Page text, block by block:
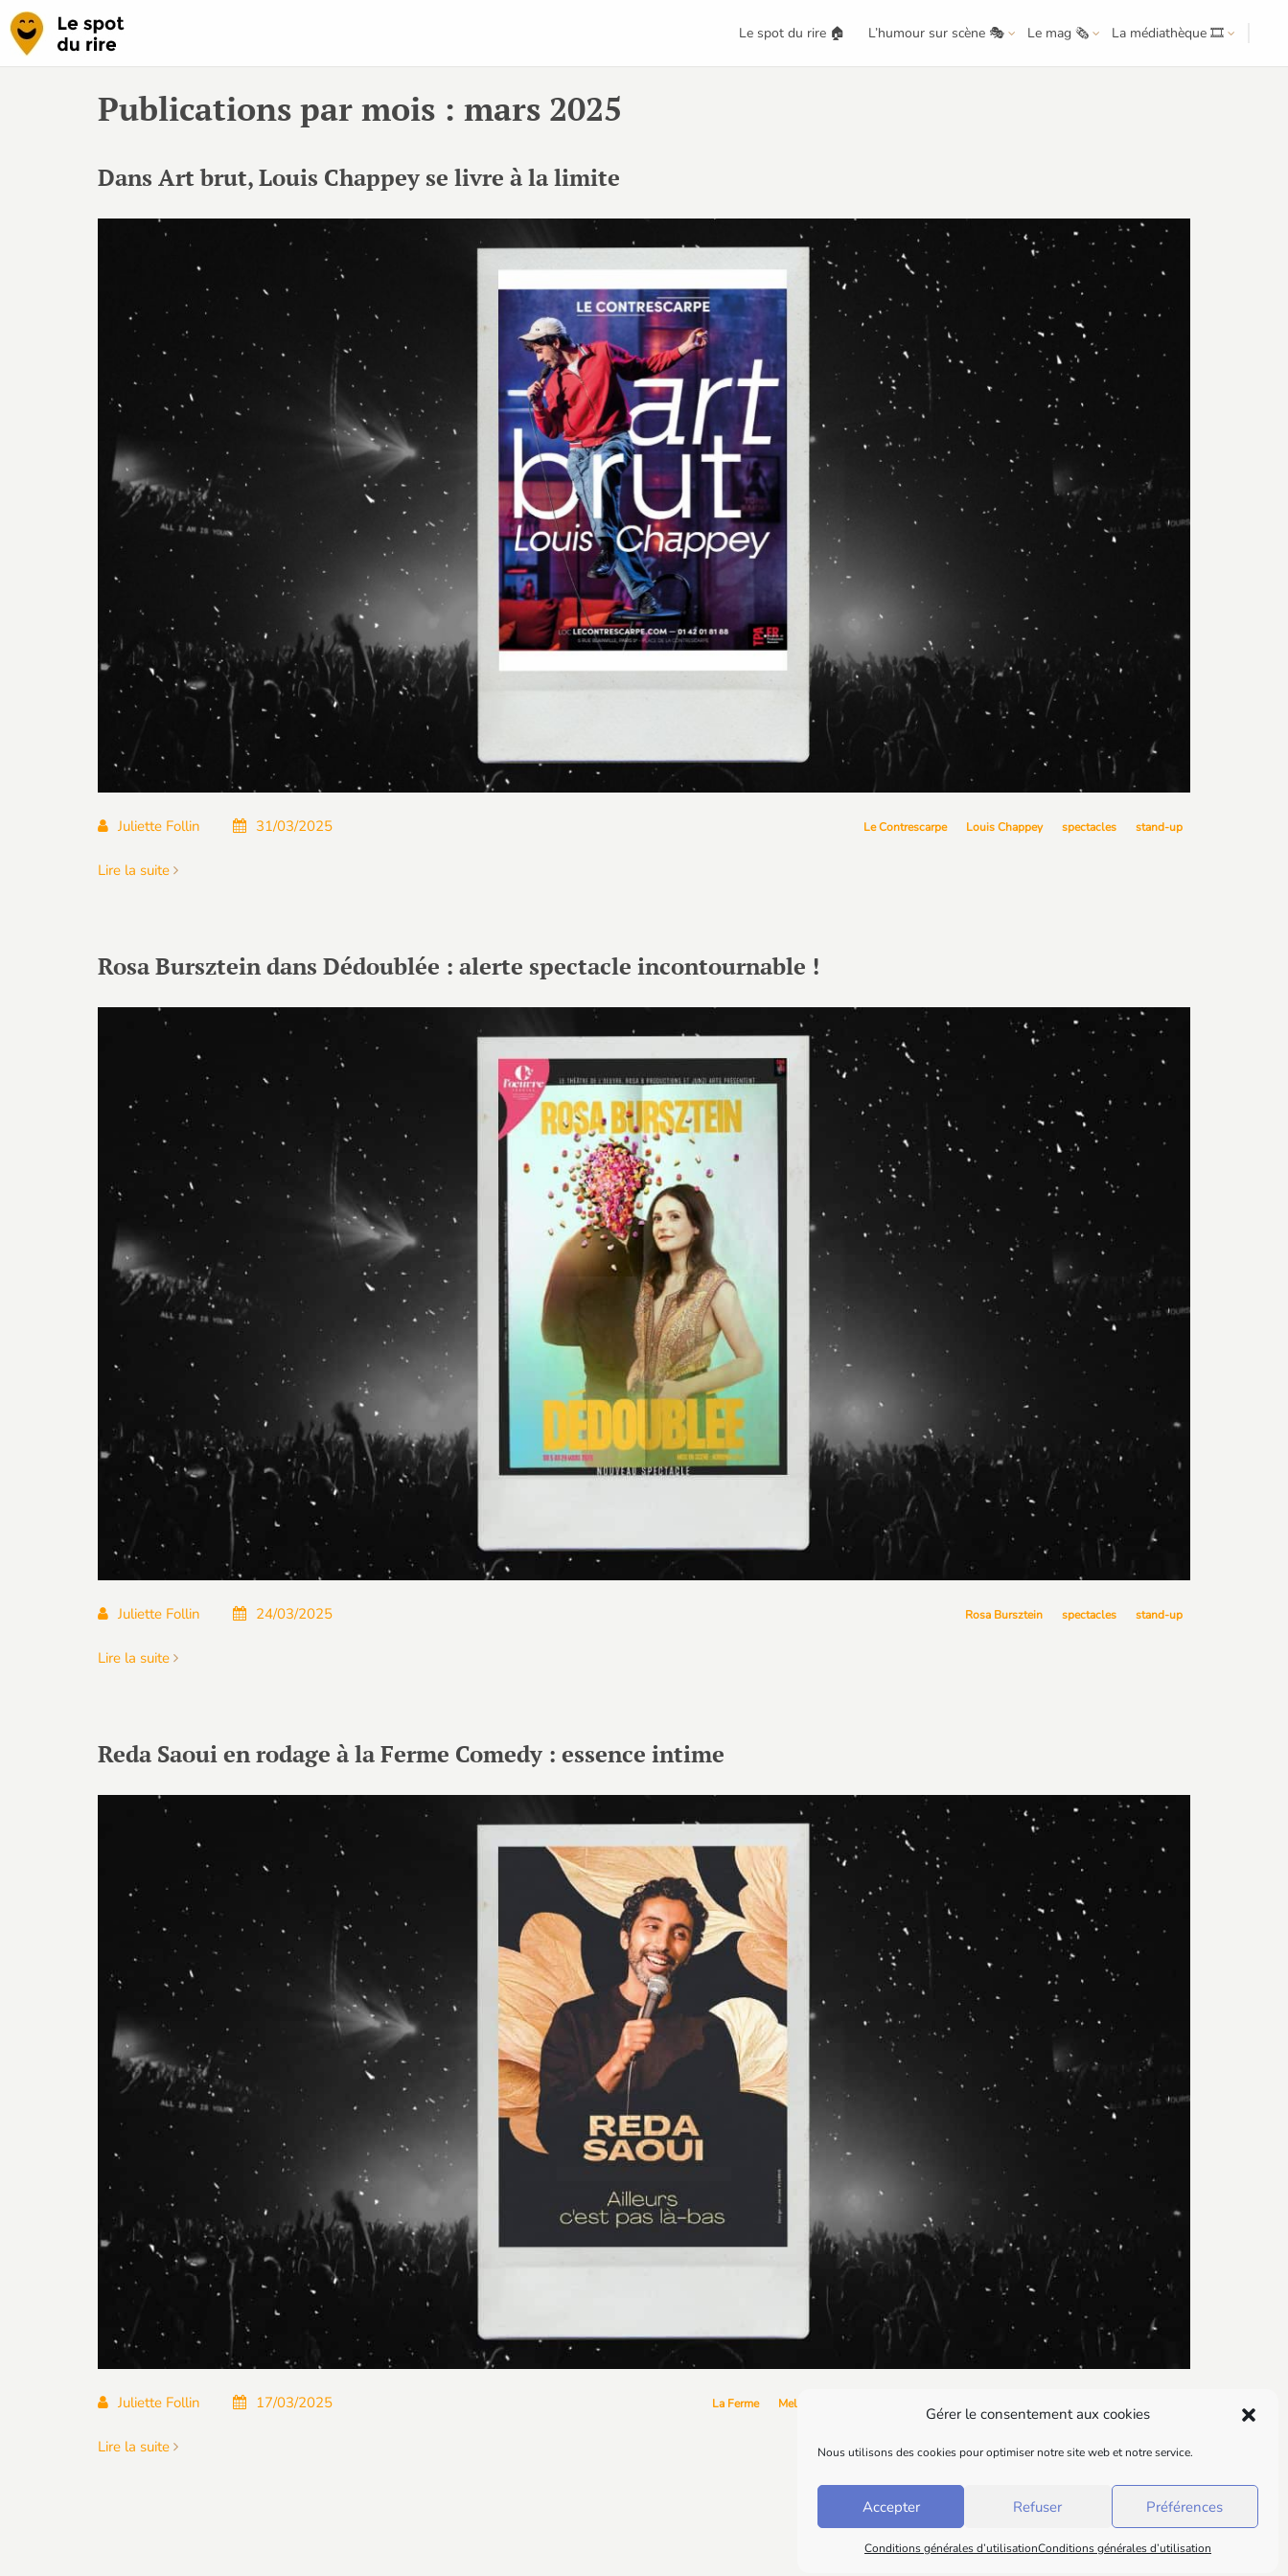
Gérer le consentement aux cookies
Nous utilisons des cookies pour optimiser notre site web et notre service.
Accepter Refuser Préférences
Conditions générales d’utilisationConditions générales d’utilisation
Le spot du rire 🏠 L’humour sur scène 🎭 Le mag 🗞️ La médiathèque 🎞️
Publications par mois : mars 2025
Dans Art brut, Louis Chappey se livre à la limite
Juliette Follin 31/03/2025 Le Contrescarpe Louis Chappey spectacles stand-up
Lire la suite
Rosa Bursztein dans Dédoublée : alerte spectacle incontournable !
Juliette Follin 24/03/2025 Rosa Bursztein spectacles stand-up
Lire la suite
Reda Saoui en rodage à la Ferme Comedy : essence intime
Juliette Follin 17/03/2025 La Ferme Melikoun
Lire la suite